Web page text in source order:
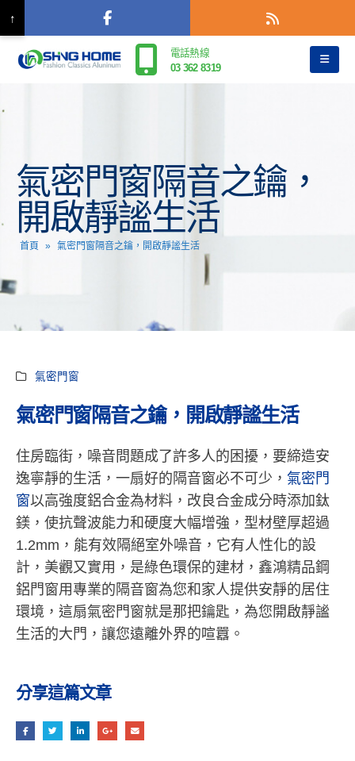
電話熱線
03 362 8319
氣密門窗隔音之鑰，
開啟靜謐生活
首頁 » 氣密門窗隔音之鑰，開啟靜謐生活
氣密門窗
氣密門窗隔音之鑰，開啟靜謐生活
住房臨街，噪音問題成了許多人的困擾，要締造安
逸寧靜的生活，一扇好的隔音窗必不可少， 氣密門
窗以高強度鋁合金為材料，改良合金成分時添加鈦
鎂，使抗聲波能力和硬度大幅增強，型材壁厚超過
1.2mm，能有效隔絕室外噪音，它有人性化的設
計，美觀又實用，是綠色環保的建材，鑫鴻精品鋼
鋁門窗用專業的隔音窗為您和家人提供安靜的居住
環境，這扇氣密門窗就是那把鑰匙，為您開啟靜謐
生活的大門，讓您遠離外界的喧囂。
分享這篇文章
↑